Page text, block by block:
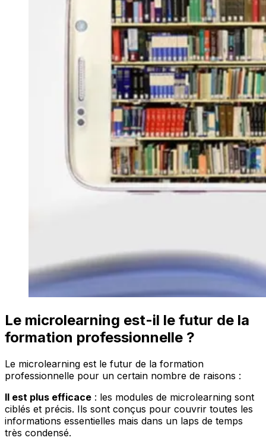
Le microlearning est-il le futur de la
formation professionnelle ?
Le microlearning est le futur de la formation
professionnelle pour un certain nombre de raisons :
Il est plus efficace : les modules de microlearning sont
ciblés et précis. Ils sont conçus pour couvrir toutes les
informations essentielles mais dans un laps de temps
très condensé.